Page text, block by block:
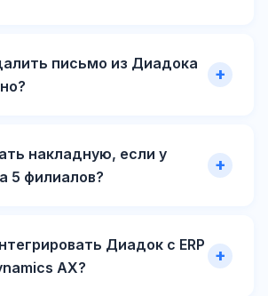
письмо из Диадока
накладную, если у
5 филиалов?
Диадок с ERP
AX?